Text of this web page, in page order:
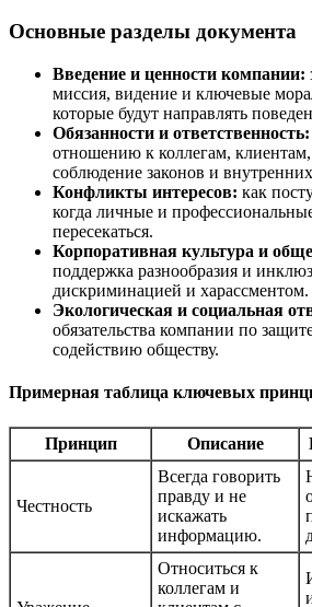
Основные разделы документа
Введение и ценности компании:
миссия, видение и ключевые
которые будут направлять
Обязанности и ответственность:
отношению к коллегам,
соблюдение законов и
Конфликты интересов: как
когда личные и
пересекаться.
Корпоративная культура и
поддержка разнообразия и
дискриминацией и харассментом.
Экологическая и социальная
обязательства компании по
содействию обществу.
Примерная таблица ключевых
Принцип Описание
Честность
Всегда говорить
правду и не
искажать
информацию.
Относиться к
коллегам и